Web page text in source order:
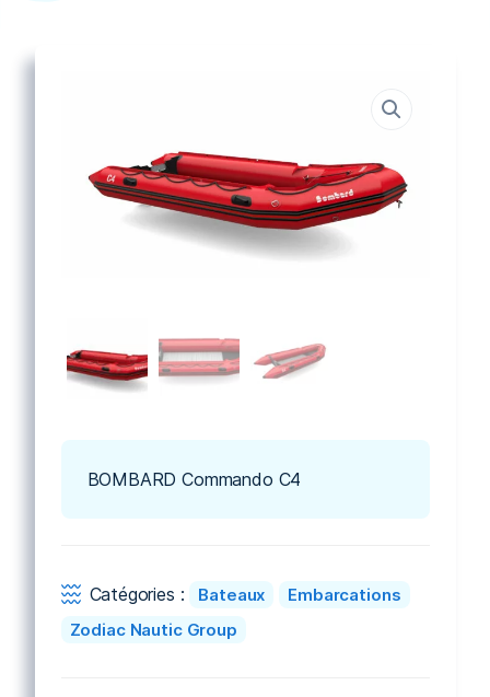
BOMBARD Commando C4
Catégories : Bateaux
Embarcations
Zodiac Nautic Group